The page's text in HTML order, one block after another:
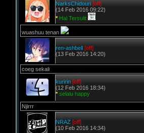
NarksChidouri [off]
(14 Feb 2016 09:22)
* Hal Tersulit
wuashuu tenan
ren-ashbell
[off]
(13 Feb 2016 14:20)
coeg sekali
kuririn [off]
(12 Feb 2016 18:34)
* selalu happy
Njirrr
NRAZ [off]
(10 Feb 2016 14:34)